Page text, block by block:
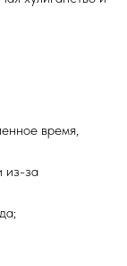
время,
из-за